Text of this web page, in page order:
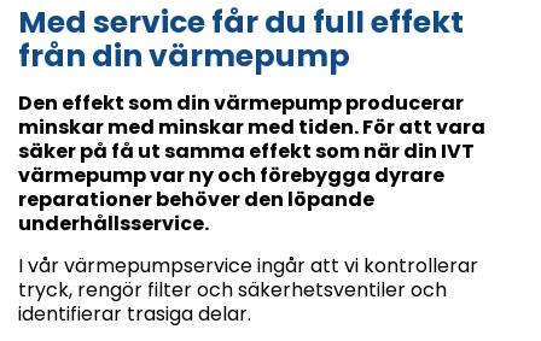
Med service får du full effekt
från din värmepump
Den effekt som din värmepump producerar
minskar med minskar med tiden. För att vara
säker på få ut samma effekt som när din IVT
värmepump var ny och förebygga dyrare
reparationer behöver den löpande
underhållsservice.
I vår värmepumpservice ingår att vi kontrollerar
tryck, rengör filter och säkerhetsventiler och
identifierar trasiga delar.